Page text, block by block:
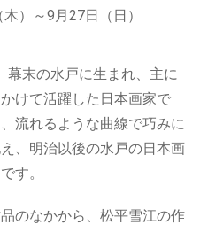
）～9月27日（日）
幕末の水戸に生まれ、主に
けて活躍した日本画家で
流れるような曲線で巧みに
、明治以後の水戸の日本画
す。
のなかから、松平雪江の作